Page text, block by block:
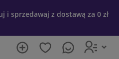
i sprzedawaj z dostawą za 0 zł